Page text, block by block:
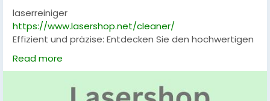
laserreiniger
https://www.lasershop.net/cleaner/
Effizient und präzise: Entdecken Sie den hochwertigen
Laserreiniger bei LaserShop. Ideal zur Entfernung von
Rost, Oxidation, Farbe oder Schmutz auf
bedienen – perfekt für Industrie, Werkstatt und
Read more